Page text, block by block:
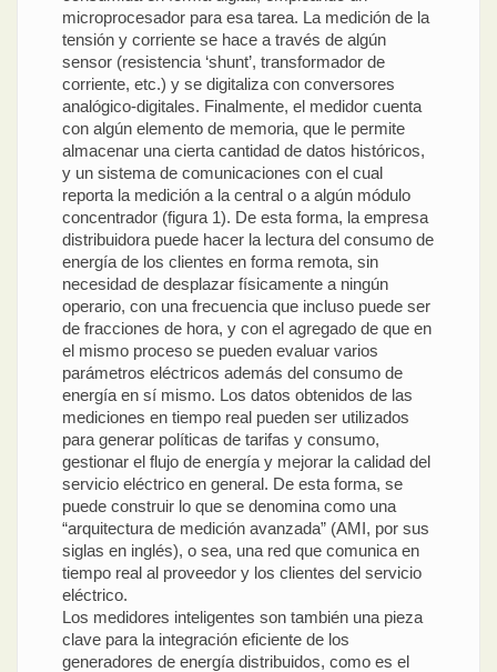
microprocesador para esa tarea. La medición de la
tensión y corriente se hace a través de algún
sensor (resistencia ‘shunt’, transformador de
corriente, etc.) y se digitaliza con conversores
analógico-digitales. Finalmente, el medidor cuenta
con algún elemento de memoria, que le permite
almacenar una cierta cantidad de datos históricos,
y un sistema de comunicaciones con el cual
reporta la medición a la central o a algún módulo
concentrador (figura 1). De esta forma, la empresa
distribuidora puede hacer la lectura del consumo de
energía de los clientes en forma remota, sin
necesidad de desplazar físicamente a ningún
operario, con una frecuencia que incluso puede ser
de fracciones de hora, y con el agregado de que en
el mismo proceso se pueden evaluar varios
parámetros eléctricos además del consumo de
energía en sí mismo. Los datos obtenidos de las
mediciones en tiempo real pueden ser utilizados
para generar políticas de tarifas y consumo,
gestionar el flujo de energía y mejorar la calidad del
servicio eléctrico en general. De esta forma, se
puede construir lo que se denomina como una
“arquitectura de medición avanzada” (AMI, por sus
siglas en inglés), o sea, una red que comunica en
tiempo real al proveedor y los clientes del servicio
eléctrico.
Los medidores inteligentes son también una pieza
clave para la integración eficiente de los
generadores de energía distribuidos, como es el